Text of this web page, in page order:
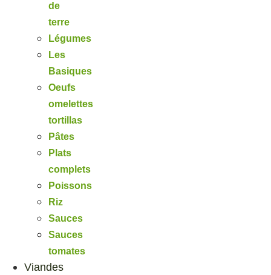
de
terre
Légumes
Les
Basiques
Oeufs
omelettes
tortillas
Pâtes
Plats
complets
Poissons
Riz
Sauces
Sauces
tomates
Viandes